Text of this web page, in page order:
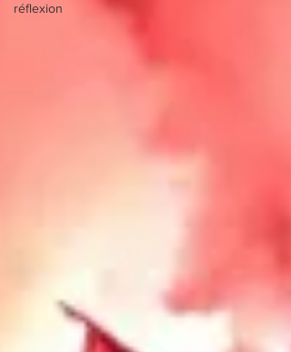
réflexion